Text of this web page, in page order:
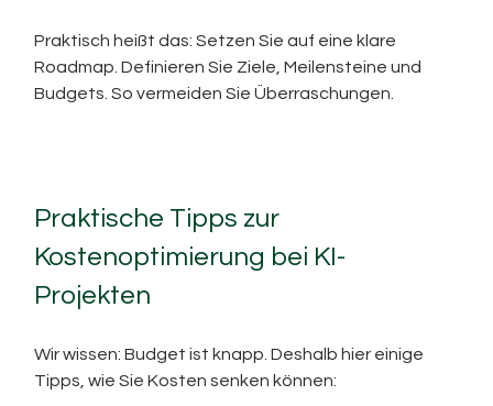
Praktisch heißt das: Setzen Sie auf eine klare
Roadmap. Definieren Sie Ziele, Meilensteine und
Budgets. So vermeiden Sie Überraschungen.
Praktische Tipps zur
Kostenoptimierung bei KI-
Projekten
Wir wissen: Budget ist knapp. Deshalb hier einige
Tipps, wie Sie Kosten senken können: